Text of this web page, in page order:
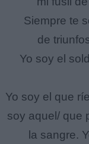
Siempre te
de
Yo soy el
Yo soy el que
soy aquel/ que
la sangre.